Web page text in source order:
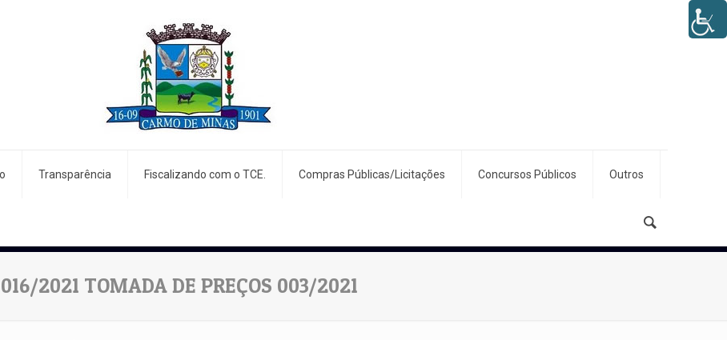
Transparência Fiscalizando com o TCE. Compras Públicas/Licitações Concursos Públicos Outros
2021 TOMADA DE PREÇOS 003/2021